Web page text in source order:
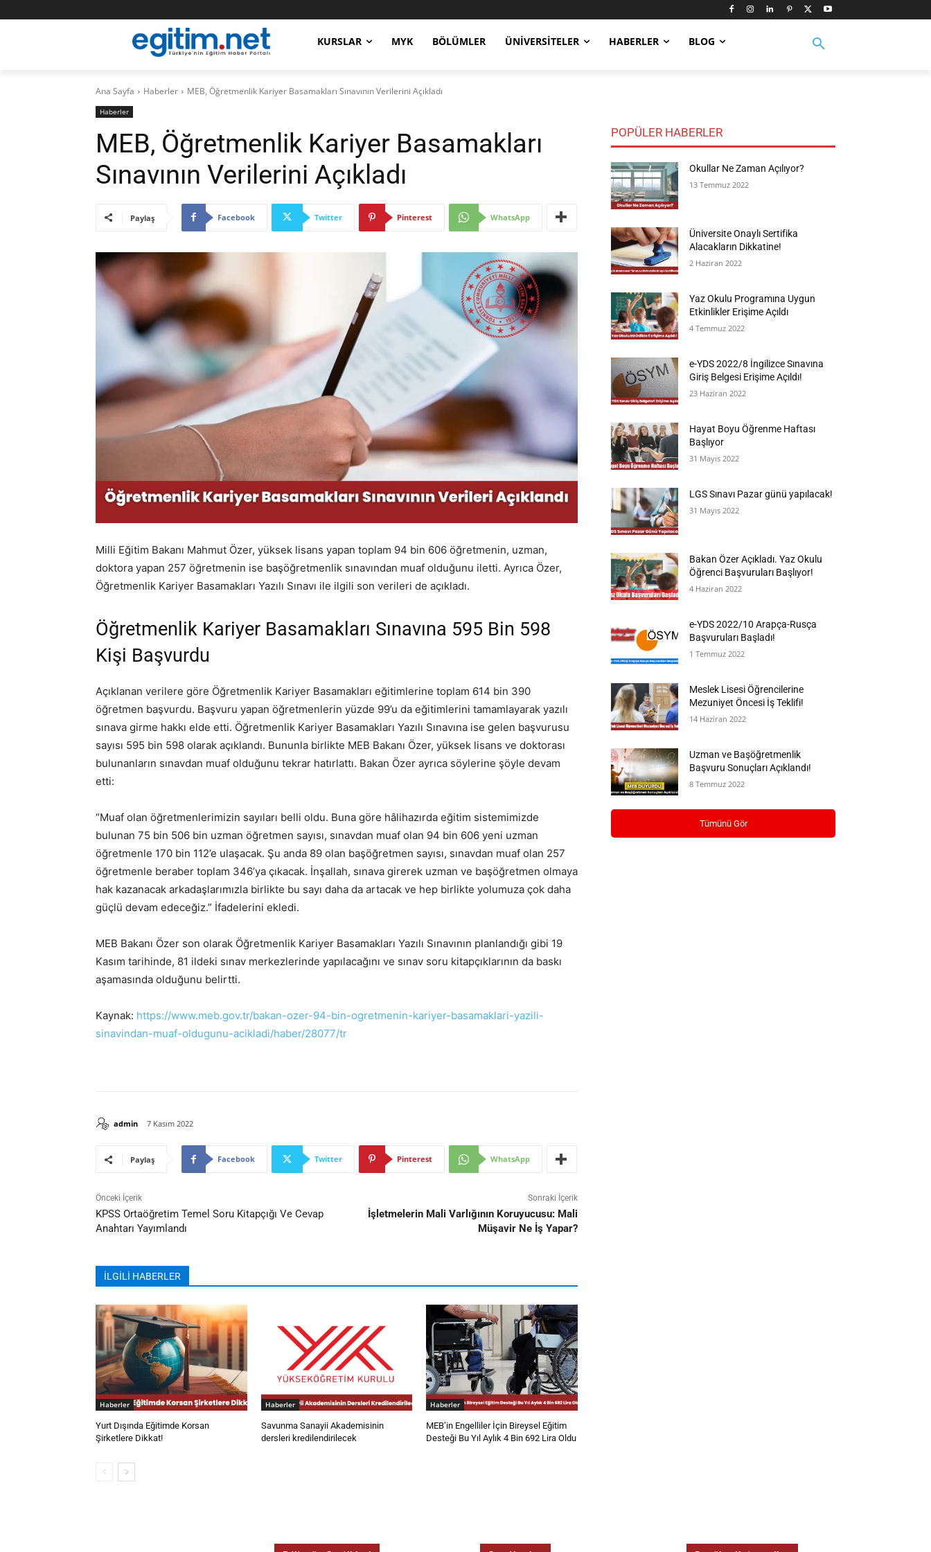
KURSLAR MYK BÖLÜMLER ÜNIVERSITELER HABERLER BLOG
Ana Sayfa Haberler MEB, Öğretmenlik Kariyer Basamakları Sınavının Verilerini Açıkladı
Haberler
MEB, Öğretmenlik Kariyer Basamakları
Sınavının Verilerini Açıkladı
Paylaş Facebook Twitter Pinterest WhatsApp
Milli Eğitim Bakanı Mahmut Özer, yüksek lisans yapan toplam 94 bin 606 öğretmenin, uzman,
doktora yapan 257 öğretmenin ise başöğretmenlik sınavından muaf olduğunu iletti. Ayrıca Özer,
Öğretmenlik Kariyer Basamakları Yazılı Sınavı ile ilgili son verileri de açıkladı.
Öğretmenlik Kariyer Basamakları Sınavına 595 Bin 598
Kişi Başvurdu
Açıklanan verilere göre Öğretmenlik Kariyer Basamakları eğitimlerine toplam 614 bin 390
öğretmen başvurdu. Başvuru yapan öğretmenlerin yüzde 99’u da eğitimlerini tamamlayarak yazılı
sınava girme hakkı elde etti. Öğretmenlik Kariyer Basamakları Yazılı Sınavına ise gelen başvurusu
sayısı 595 bin 598 olarak açıklandı. Bununla birlikte MEB Bakanı Özer, yüksek lisans ve doktorası
bulunanların sınavdan muaf olduğunu tekrar hatırlattı. Bakan Özer ayrıca söylerine şöyle devam
etti:
“Muaf olan öğretmenlerimizin sayıları belli oldu. Buna göre hâlihazırda eğitim sistemimizde
bulunan 75 bin 506 bin uzman öğretmen sayısı, sınavdan muaf olan 94 bin 606 yeni uzman
öğretmenle 170 bin 112’e ulaşacak. Şu anda 89 olan başöğretmen sayısı, sınavdan muaf olan 257
öğretmenle beraber toplam 346’ya çıkacak. İnşallah, sınava girerek uzman ve başöğretmen olmaya
hak kazanacak arkadaşlarımızla birlikte bu sayı daha da artacak ve hep birlikte yolumuza çok daha
güçlü devam edeceğiz.” İfadelerini ekledi.
MEB Bakanı Özer son olarak Öğretmenlik Kariyer Basamakları Yazılı Sınavının planlandığı gibi 19
Kasım tarihinde, 81 ildeki sınav merkezlerinde yapılacağını ve sınav soru kitapçıklarının da baskı
aşamasında olduğunu belirtti.
Kaynak: https://www.meb.gov.tr/bakan-ozer-94-bin-ogretmenin-kariyer-basamaklari-yazili-
sinavindan-muaf-oldugunu-acikladi/haber/28077/tr
admin 7 Kasım 2022
Paylaş Facebook Twitter Pinterest WhatsApp
Önceki İçerik
KPSS Ortaöğretim Temel Soru Kitapçığı Ve Cevap
Anahtarı Yayımlandı
Sonraki İçerik
İşletmelerin Mali Varlığının Koruyucusu: Mali
Müşavir Ne İş Yapar?
İLGİLİ HABERLER
Haberler
Yurt Dışında Eğitimde Korsan
Şirketlere Dikkat!
Haberler
Savunma Sanayii Akademisinin
dersleri kredilendirilecek
Haberler
MEB’in Engelliler İçin Bireysel Eğitim
Desteği Bu Yıl Aylık 4 Bin 692 Lira Oldu
POPÜLER HABERLER
Okullar Ne Zaman Açılıyor?
13 Temmuz 2022
Üniversite Onaylı Sertifika
Alacakların Dikkatine!
2 Haziran 2022
Yaz Okulu Programına Uygun
Etkinlikler Erişime Açıldı
4 Temmuz 2022
e-YDS 2022/8 İngilizce Sınavına
Giriş Belgesi Erişime Açıldı!
23 Haziran 2022
Hayat Boyu Öğrenme Haftası
Başlıyor
31 Mayıs 2022
LGS Sınavı Pazar günü yapılacak!
31 Mayıs 2022
Bakan Özer Açıkladı. Yaz Okulu
Öğrenci Başvuruları Başlıyor!
4 Haziran 2022
e-YDS 2022/10 Arapça-Rusça
Başvuruları Başladı!
1 Temmuz 2022
Meslek Lisesi Öğrencilerine
Mezuniyet Öncesi İş Teklifi!
14 Haziran 2022
Uzman ve Başöğretmenlik
Başvuru Sonuçları Açıklandı!
8 Temmuz 2022
Tümünü Gör